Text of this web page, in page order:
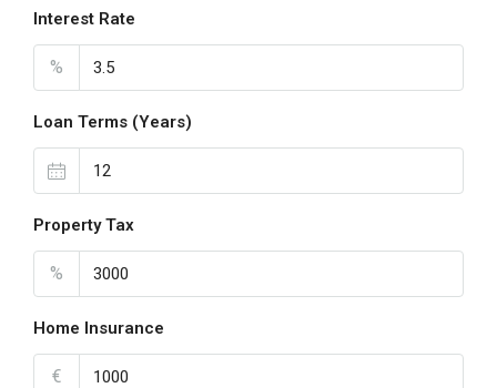
Interest Rate
%
Loan Terms (Years)
Property Tax
%
Home Insurance
€